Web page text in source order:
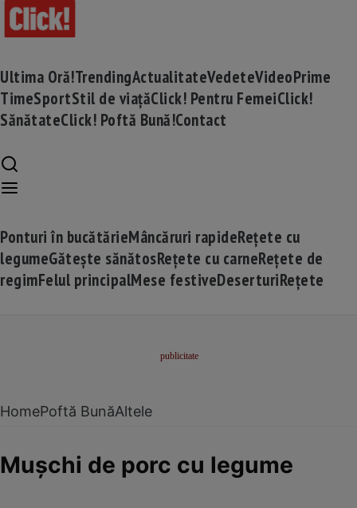
Ultima Oră!TrendingActualitateVedeteVideoPrime
TimeSportStil de viațăClick! Pentru FemeiClick!
SănătateClick! Poftă Bună!Contact
Ponturi în bucătărieMâncăruri rapideRețete cu
legumeGătește sănătosRețete cu carneRețete de
regimFelul principalMese festiveDeserturiRețete
HomePoftă BunăAltele
Muşchi de porc cu legume